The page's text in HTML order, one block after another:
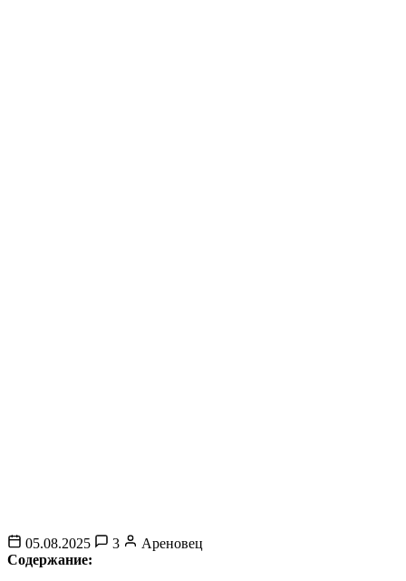
05.08.2025 3
Ареновец
Содержание: